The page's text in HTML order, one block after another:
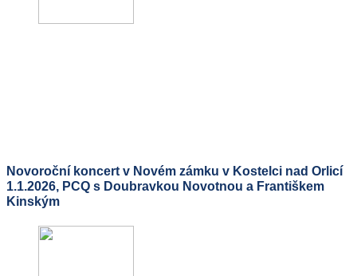
Novoroční koncert v Novém zámku v Kostelci nad Orlicí
1.1.2026, PCQ s Doubravkou Novotnou a Františkem
Kinským